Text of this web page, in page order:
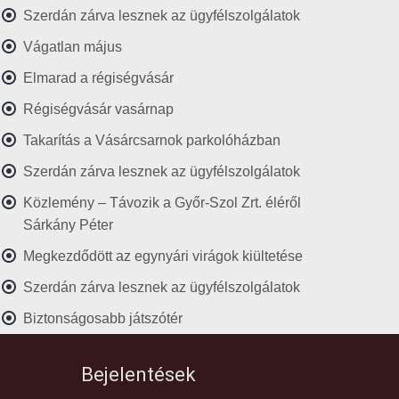
Szerdán zárva lesznek az ügyfélszolgálatok
Vágatlan május
Elmarad a régiségvásár
Régiségvásár vasárnap
Takarítás a Vásárcsarnok parkolóházban
Szerdán zárva lesznek az ügyfélszolgálatok
Közlemény – Távozik a Győr-Szol Zrt. éléről
Sárkány Péter
Megkezdődött az egynyári virágok kiültetése
Szerdán zárva lesznek az ügyfélszolgálatok
Biztonságosabb játszótér
Bejelentések